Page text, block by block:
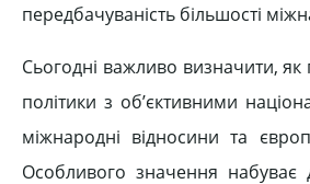
передбачуваність більшості
Сьогодні важливо визначити, як
політики з об’єктивними
міжнародні відносини та
Особливого значення набуває